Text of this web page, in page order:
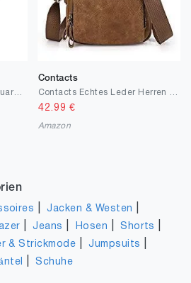
FOSSIL Herrenuhr Grant, Quarz-Chronographenwerk, Echtlederarmband
Contacts
42.99 €
Amazon
|Jacken & Westen
|Jeans Hosen |Shorts
& Strickmode |Jumpsuits
|Schuhe